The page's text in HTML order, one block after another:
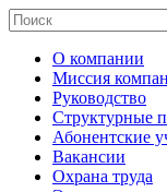
О компании
Миссия
Руководство
Структурные
Абонентские
Вакансии
Охрана труда